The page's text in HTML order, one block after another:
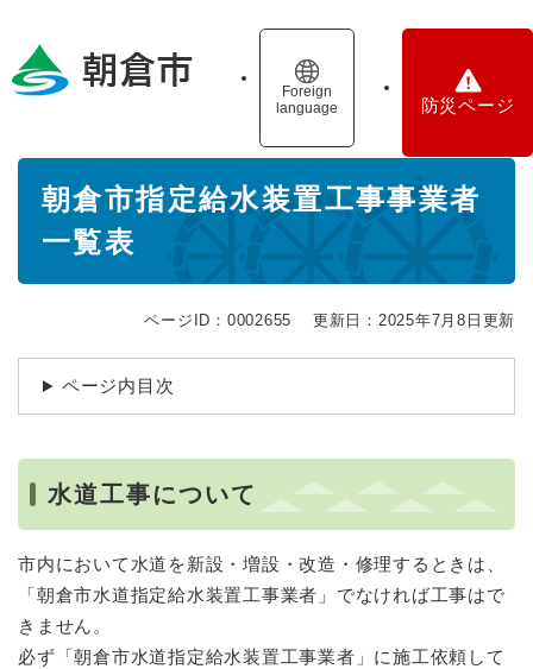
の
Foreign
language
防災ページ
朝倉市指定給水装置工事事業者
一覧表
ページID：0002655 更新日：2025年7月8日更新
ページ内目次
水道工事について
市内において水道を新設・増設・改造・修理するときは、
「朝倉市水道指定給水装置工事業者」でなければ工事はで
きません。
必ず「朝倉市水道指定給水装置工事業者」に施工依頼して